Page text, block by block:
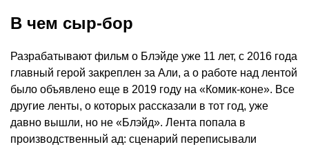
В чем сыр-бор
Разрабатывают фильм о Блэйде уже 11 лет, с 2016 года
главный герой закреплен за Али, а о работе над лентой
было объявлено еще в 2019 году на «Комик-коне». Все
другие ленты, о которых рассказали в тот год, уже
давно вышли, но не «Блэйд». Лента попала в
производственный ад: сценарий переписывали